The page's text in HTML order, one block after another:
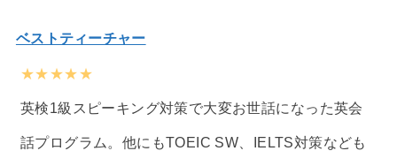
ベストティーチャー
★★★★★
英検1級スピーキング対策で大変お世話になった英会
話プログラム。他にもTOEIC SW、IELTS対策なども